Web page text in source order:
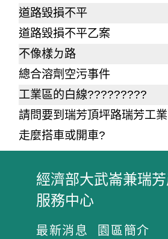
道路毀損不平
道路毀損不平乙案
不像樣ㄉ路
總合溶劑空污事件
工業區的白線?????????
請問要到瑞芳頂坪路瑞芳工
走麼搭車或開車?
:經濟部大武崙兼瑞
服務中心
最新消息 園區簡介